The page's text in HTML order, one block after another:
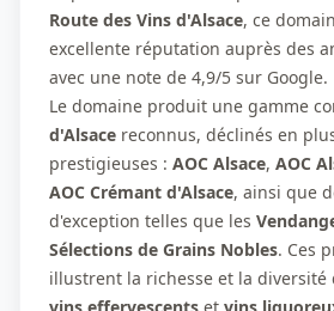
Route des Vins d'Alsace, ce
excellente réputation auprès des
avec une note de 4,9/5 sur Google.
Le domaine produit une gamme
d'Alsace reconnus, déclinés en
prestigieuses : AOC Alsace, AOC
AOC Crémant d'Alsace, ainsi que
d'exception telles que les
Sélections de Grains Nobles. Ces
illustrent la richesse et la diversité